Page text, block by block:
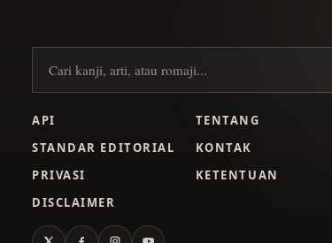
Cari kanji
API
TENTANG
STANDAR EDITORIAL
KONTAK
PRIVASI
KETENTUAN
DISCLAIMER